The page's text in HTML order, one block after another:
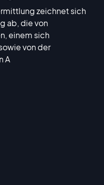
zeichnet sich
ab, die von
einem sich
von der
A